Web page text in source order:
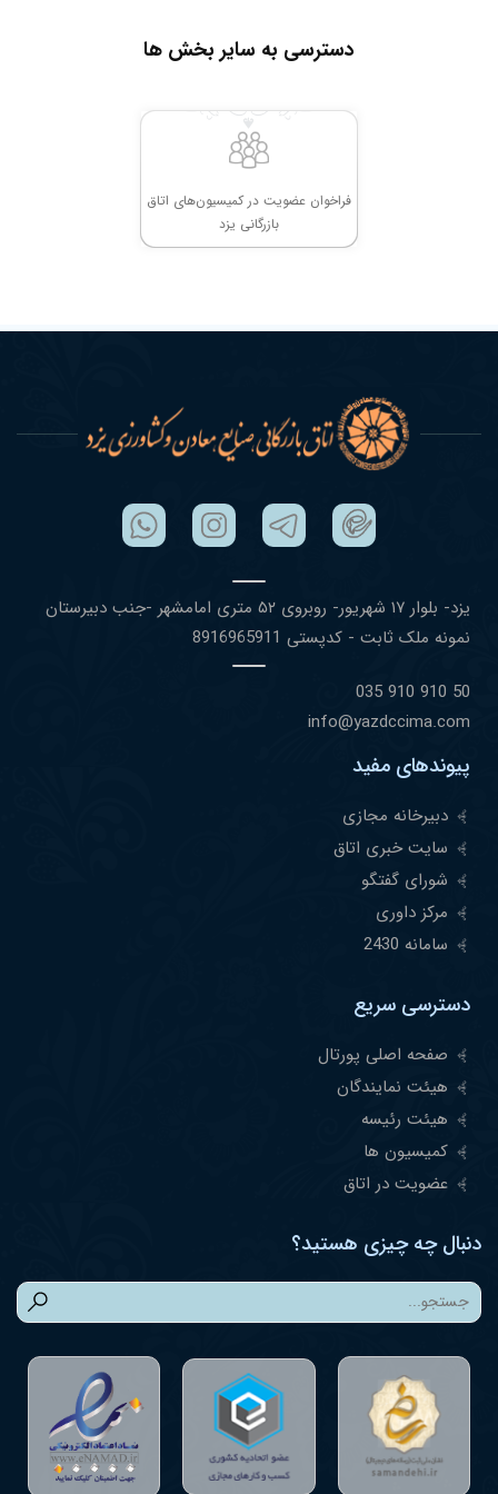
جلسه دوم | 1404| صورتجلسه کمیسیون معدن و
جلسه دوم | 1403| صورتجلسه کمیسیون معدن و
جلسه اول | 1403| صورتجلسه کمیسیون معدن و
دسترسی به سایر بخش ها
فراخوان عضویت در کمیسیون‌های اتاق
بازرگانی یزد
یزد- بلوار ١٧ شهریور- روبروی ۵٢ متری امامشهر -جنب دبیرستان
نمونه ملک ثابت - کدپستی 8916965911
50 910 910 035
info@yazdccima.com
پیوندهای مفید
دبیرخانه مجازی
سایت خبری اتاق
شورای گفتگو
مرکز داوری
سامانه 2430
دسترسی سریع
صفحه اصلی پورتال
هیئت نمایندگان
هیئت رئیسه
کمیسیون ها
عضویت در اتاق
دنبال چه چیزی هستید؟